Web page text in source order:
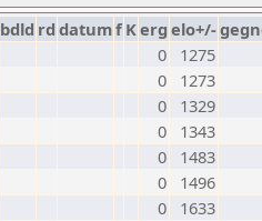
bdld rd datumf Kerg elo+/-
0
1275
0
1273
0
1329
0
1343
0
1483
0
1496
0
1633